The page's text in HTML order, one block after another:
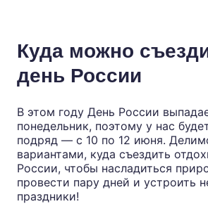
Куда можно
день России
В этом году День России
понедельник, поэтому у нас
подряд — с 10 по 12 июня.
вариантами, куда съездить
России, чтобы насладиться
провести пару дней и устроить
праздники!